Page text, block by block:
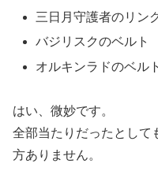
三日月守護者のリン
バジリスクのベルト
オルキンラドのベルト
はい、微妙です。
全部当たりだったとして
方ありません。